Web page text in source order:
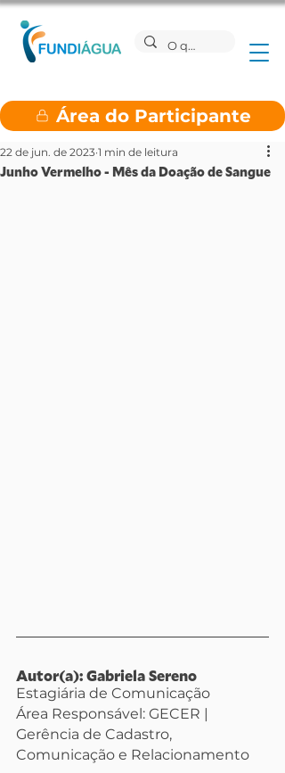
Área do Participante
Junho Vermelho - Mês da Doação de Sangue
22 de jun. de 2023 1 min de leitura
Autor(a): Gabriela Sereno
Estagiária de Comunicação
Área Responsável: GECER |
Gerência de Cadastro,
Comunicação e Relacionamento